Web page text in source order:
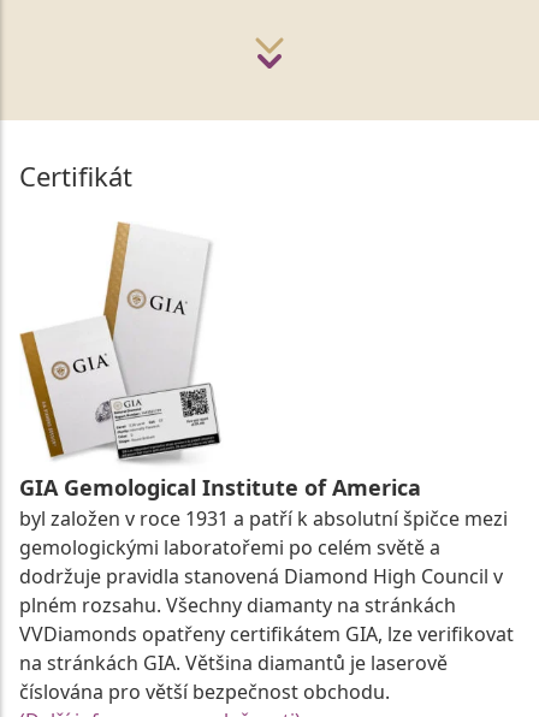
Certifikát
GIA Gemological Institute of America
byl založen v roce 1931 a patří k absolutní špičce mezi
gemologickými laboratořemi po celém světě a
dodržuje pravidla stanovená Diamond High Council v
plném rozsahu. Všechny diamanty na stránkách
VVDiamonds opatřeny certifikátem GIA, lze verifikovat
na stránkách GIA. Většina diamantů je laserově
číslována pro větší bezpečnost obchodu.